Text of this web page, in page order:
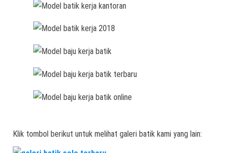
Klik tombol berikut untuk melihat galeri batik kami yang lain: